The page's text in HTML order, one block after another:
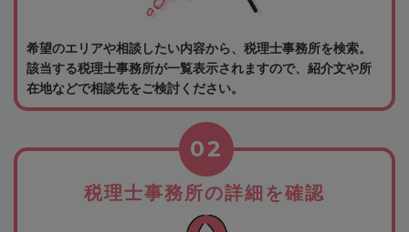
希望のエリアや相談したい内容から、税理士事務所を検索。
該当する税理士事務所が一覧表示されますので、紹介文や所
在地などで相談先をご検討ください。
税理士事務所の詳細を確認
02